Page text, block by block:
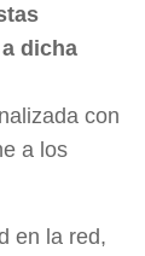
dicha
con
a los
en la red,